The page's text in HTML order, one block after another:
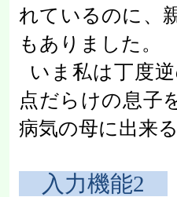
れているのに、
もありました。
いま私は丁度
点だらけの息子
病気の母に出来
入力機能2